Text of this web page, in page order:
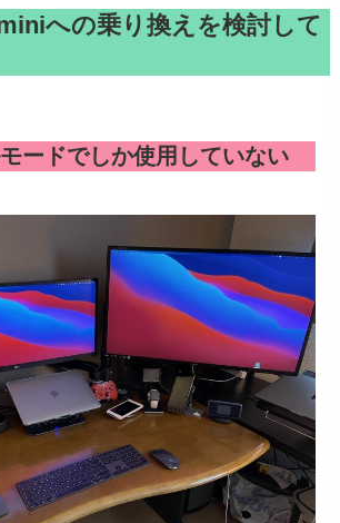
への乗り換えを検討して
ードでしか使用していない